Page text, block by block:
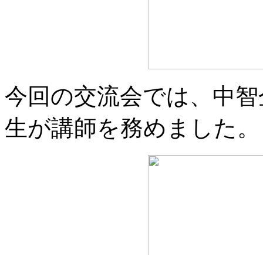
今回の交流会では、中
生が講師を務めました。